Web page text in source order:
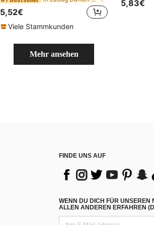
5,52€
Viele Stammkunden
5,83€
Mehr ansehen
FINDE UNS AUF
WENN DU DICH FÜR UNSEREN
ALLEN ANDEREN ERFAHREN